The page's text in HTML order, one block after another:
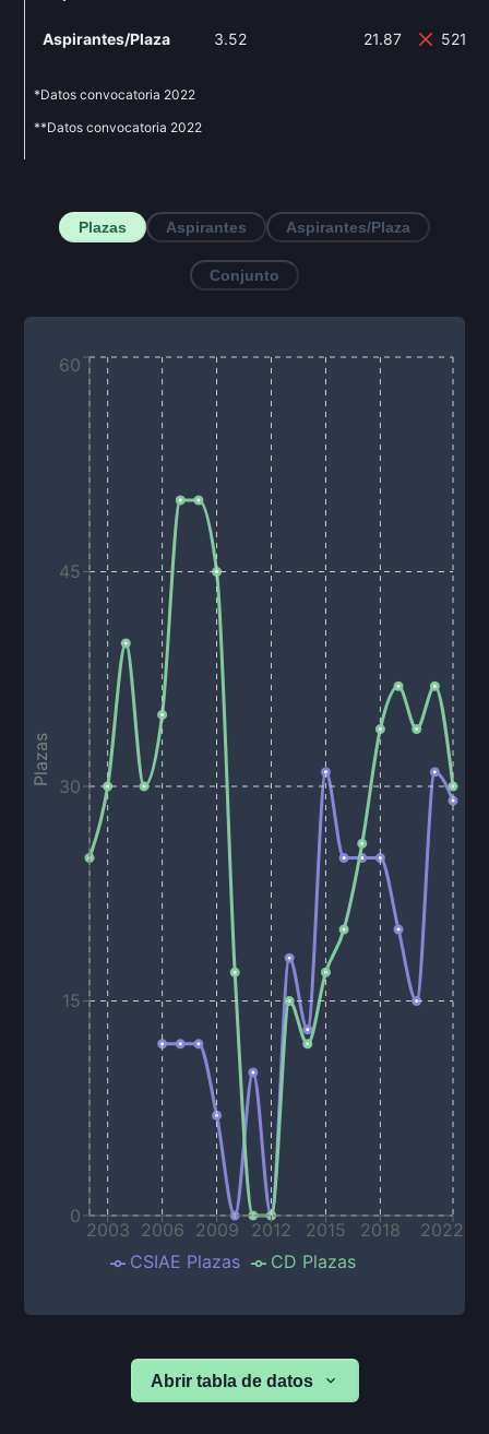
Aspirantes/Plaza 3.52 21.87
*Datos convocatoria 2022
**Datos convocatoria 2022
Plazas Aspirantes Aspirantes/Plaza
Conjunto
2003 2006 2009 2012 2015 2018 2022
0
15
30
45
60
Plazas
CSIAE Plazas CD Plazas
Abrir tabla de datos